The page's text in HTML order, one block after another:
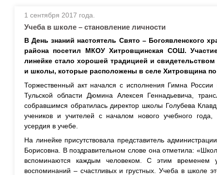
1 сентября 2017 года.
Учеба в школе – становление личности
В День знаний настоятель Свято – Богоявленского
района посетил МКОУ Хитровщинская СОШ.
линейке стало хорошей традицией и
и школы, которые расположены в селе Хитровщина по
Торжественный акт начался с исполнения Гимна России
Тульской области Дюмина Алексея Геннадьевича,
собравшимся обратилась директор школы Голубева
учеников и учителей с началом нового учебного
усердия в учебе.
На линейке присутствовала представитель
Борисовна. В поздравительном слове она отметила:
вспоминаются каждым человеком. С этим временем
воспоминаний – счастливых и грустных. Учеба в школе